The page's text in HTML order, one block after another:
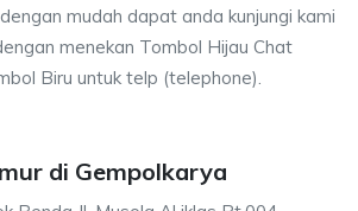
mudah dapat anda kunjungi kami
menekan Tombol Hijau Chat
Biru untuk telp (telephone).
di Gempolkarya